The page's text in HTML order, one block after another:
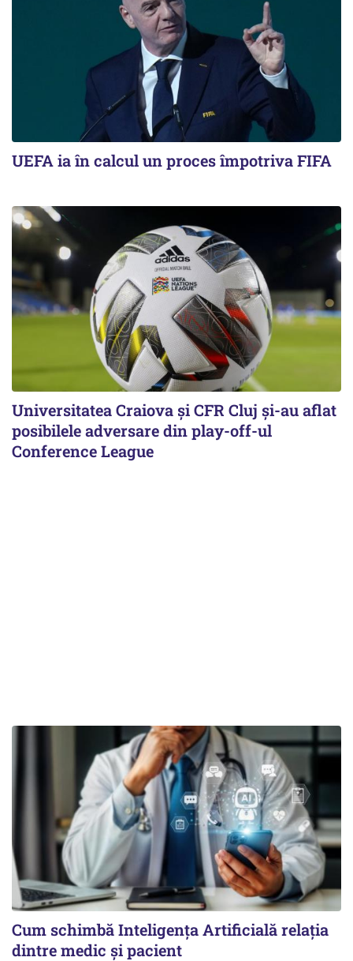
UEFA ia în calcul un proces împotriva FIFA
Universitatea Craiova și CFR Cluj și-au aflat
posibilele adversare din play-off-ul
Conference League
Cum schimbă Inteligența Artificială relația
dintre medic și pacient